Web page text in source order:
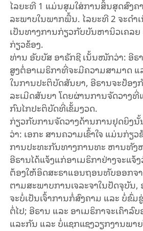
ໄລຍະທີ 1 ແມ່ນສຸມໃສ່ການສິ້ນສຸດສົງ
ລະພາບໃນພາກພື້ນ. ໄລຍະທີ 2 ຈະດຳ
ເປັນທາງການກ່ຽວກັບບັນຫານິວເຄລ
ກ່ຽວຂ້ອງ.
ທ່ານ ອັບບັສ ອາຣັກຊີ ເນັ້ນໜັກວ່າ: ອີຣ
ສູງຕໍ່ອາເມຣິກາທີ່ຈະມີຄວາມສາມາດ
ໃນການປະຕິບັດສັນຍາ, ອີຣານຈະປ້ອງ
ລະເມີດສັນຍາ ໂດຍຜ່ານການຈັດວາງທີ່
ກົນໄກປະຕິບັດທີ່ເຂັ້ມງວດ.
ກ່ຽວກັບການຈັດວາງດ້ານການຢຸດຍິງ
ວ່າ: ເອກະ ສານຄວາມເຂົ້າໃຈ ແມ່ນກ່ຽ
ການປະທະກັນທາງການທະ ຫານທັງ
ອີຣານໄດ້ແຈ້ງແກ່ອາເມຣິກາຢ່າງຈະແຈ້
ຕ້ອງໃຫ້ອິດສະຣາແອນຖອນທັບອອກຈ
ຕາມສະພາບການເຈລະຈາໃນປັດຈຸບັນ,
ຈະບໍ່ເປັນເຈົ້າການກໍ່ສົງຄາມ ແລະ ບໍ່ຂົ່
ຕໍ່ໄປ; ອີຣານ ແລະ ອາເມຣິກາຈະເຄົາລົ
ແລະກັນ ແລະ ບໍ່ແຊກແຊງວຽກງານພາ